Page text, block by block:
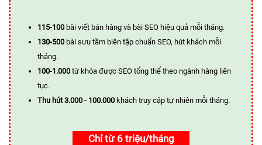
115-100 bài viết bán hàng và bài SEO hiệu quả mỗi tháng.
130-500 bài sưu tầm biên tập chuẩn SEO, hút khách mỗi
tháng.
100-1.000 từ khóa được SEO tổng thể theo ngành hàng liên
tục.
Thu hút 3.000 - 100.000 khách truy cập tự nhiên mỗi tháng.
Chỉ từ 6 triệu/tháng